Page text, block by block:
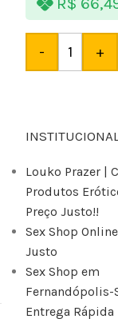
- +
INSTITUCIONAL
Louko Prazer |
Produtos
Preço Justo!!
Sex Shop
Justo
Sex Shop em
Fernandópolis-
Entrega Rápida